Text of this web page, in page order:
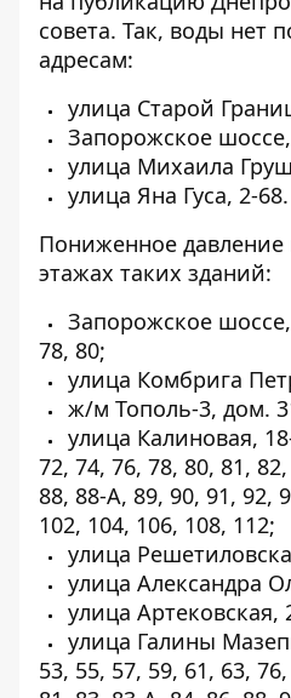
совета. Так, воды нет
адресам:
улица Старой
Запорожское
улица Михаила
улица Яна Гуса, 2-68.
Пониженное давление
этажах таких зданий:
Запорожское
78, 80;
улица Комбрига
ж/м Тополь-3, дом.
улица Калиновая,
72, 74, 76, 78, 80, 81,
88, 88-А, 89, 90, 91, 92,
102, 104, 106, 108, 112;
улица
улица Александра
улица Артековская,
улица Галины
53, 55, 57, 59, 61, 63,